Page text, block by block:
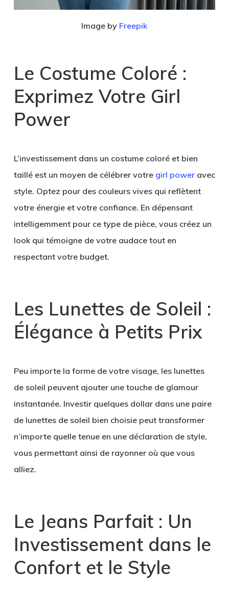
Image by Freepik
Le Costume Coloré :
Exprimez Votre Girl
Power
L’investissement dans un costume coloré et bien
taillé est un moyen de célébrer votregirl poweravec
style. Optez pour des couleurs vives qui reflètent
votre énergie et votre confiance. En dépensant
intelligemment pour ce type de pièce, vous créez un
look qui témoigne de votre audace tout en
respectant votre budget.
Les Lunettes de Soleil :
Élégance à Petits Prix
Peu importe la forme de votre visage, les lunettes
de soleil peuvent ajouter une touche de glamour
instantanée. Investir quelques dollar dans une paire
de lunettes de soleil bien choisie peut transformer
n’importe quelle tenue en une déclaration de style,
vous permettant ainsi de rayonner où que vous
alliez.
Le Jeans Parfait : Un
Investissement dans le
Confort et le Style